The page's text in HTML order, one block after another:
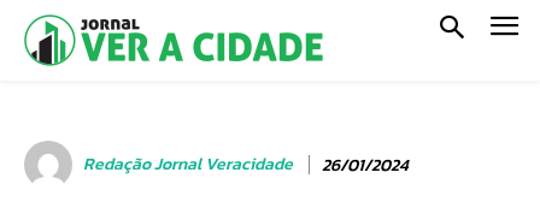
Redação Jornal Veracidade 26/01/2024